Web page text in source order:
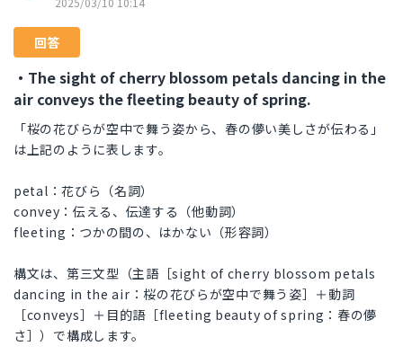
回答
・The sight of cherry blossom petals dancing in the
air conveys the fleeting beauty of spring.
「桜の花びらが空中で舞う姿から、春の儚い美しさが伝わる」
は上記のように表します。
petal：花びら（名詞）
convey：伝える、伝達する（他動詞）
fleeting：つかの間の、はかない（形容詞）
構文は、第三文型（主語［sight of cherry blossom petals
dancing in the air：桜の花びらが空中で舞う姿］＋動詞
［conveys］＋目的語［fleeting beauty of spring：春の儚
さ］）で構成します。